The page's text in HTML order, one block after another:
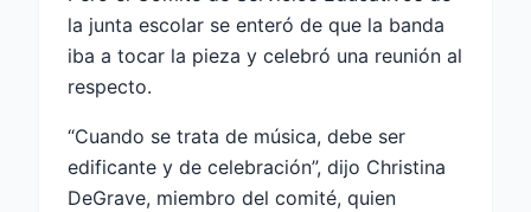
la junta escolar se enteró de que la banda
iba a tocar la pieza y celebró una reunión al
respecto.
“Cuando se trata de música, debe ser
edificante y de celebración”, dijo Christina
DeGrave, miembro del comité, quien